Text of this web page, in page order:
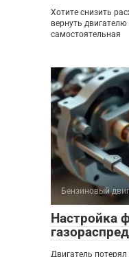
Хотите снизить
вернуть
самостоятельная
Бензиновый
Настройка
Двигатель